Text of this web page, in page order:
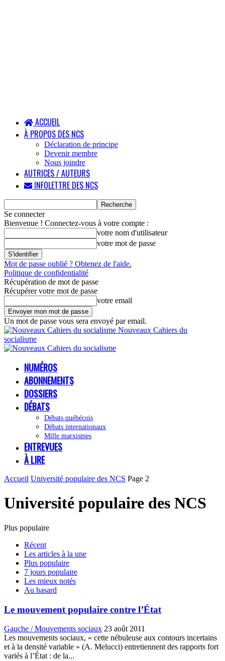
ACCUEIL
À PROPOS DES NCS
Déclaration de principe
Devenir membre
Nous joindre
AUTRICES / AUTEURS
INFOLETTRE DES NCS
Se connecter
Bienvenue ! Connectez-vous à votre compte :
votre nom d'utilisateur
votre mot de passe
Mot de passe oublié ? Obtenez de l'aide.
Politique de confidentialité
Récupération de mot de passe
Récupérer votre mot de passe
votre email
Un mot de passe vous sera envoyé par email.
Nouveaux Cahiers du
socialisme
NUMÉROS
ABONNEMENTS
DOSSIERS
DÉBATS
Débats québécois
Débats internationaux
Mille marxismes
ENTREVUES
À LIRE
Accueil Université populaire des NCS Page 2
Université populaire des NCS
Plus populaire
Récent
Les articles à la une
Plus populaire
7 jours populaire
Les mieux notés
Au hasard
Le mouvement populaire contre l’État
Gauche / Mouvements sociaux 23 août 2011
Les mouvements sociaux, « cette nébuleuse aux contours incertains
et à la densité variable » (A. Melucci) entretiennent des rapports fort
variés à l’État : de la...